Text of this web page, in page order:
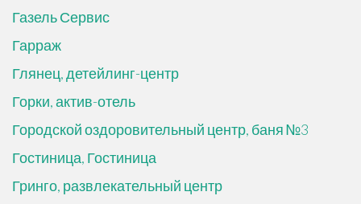
Газель Сервис
Гарраж
Глянец, детейлинг-центр
Горки, актив-отель
Городской оздоровительный центр, баня №3
Гостиница, Гостиница
Гринго, развлекательный центр